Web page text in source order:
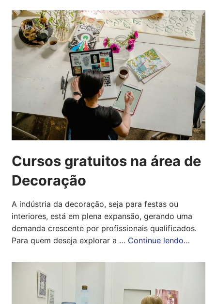
Cursos gratuitos na área de
Decoração
A indústria da decoração, seja para festas ou
interiores, está em plena expansão, gerando uma
demanda crescente por profissionais qualificados.
Para quem deseja explorar a … Continue lendo…